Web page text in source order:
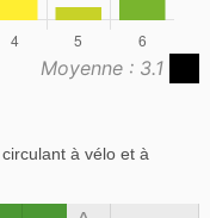
Moyenne : 3.1
à vélo et à